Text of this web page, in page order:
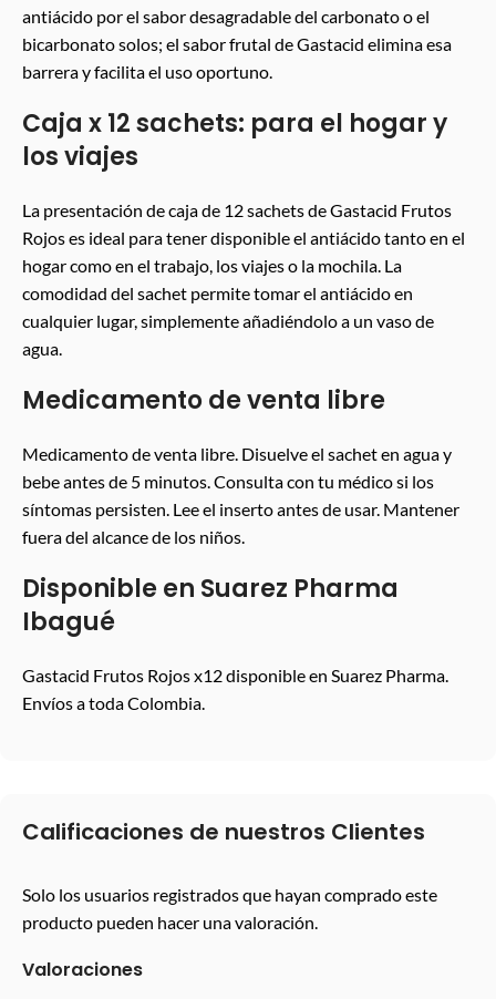
antiácido por el sabor desagradable del carbonato o el
bicarbonato solos; el sabor frutal de Gastacid elimina esa
barrera y facilita el uso oportuno.
Caja x 12 sachets: para el hogar y
los viajes
La presentación de caja de 12 sachets de Gastacid Frutos
Rojos es ideal para tener disponible el antiácido tanto en el
hogar como en el trabajo, los viajes o la mochila. La
comodidad del sachet permite tomar el antiácido en
cualquier lugar, simplemente añadiéndolo a un vaso de
agua.
Medicamento de venta libre
Medicamento de venta libre. Disuelve el sachet en agua y
bebe antes de 5 minutos. Consulta con tu médico si los
síntomas persisten. Lee el inserto antes de usar. Mantener
fuera del alcance de los niños.
Disponible en Suarez Pharma
Ibagué
Gastacid Frutos Rojos x12 disponible en Suarez Pharma.
Envíos a toda Colombia.
Calificaciones de nuestros Clientes
Valoraciones
Solo los usuarios registrados que hayan comprado este
producto pueden hacer una valoración.